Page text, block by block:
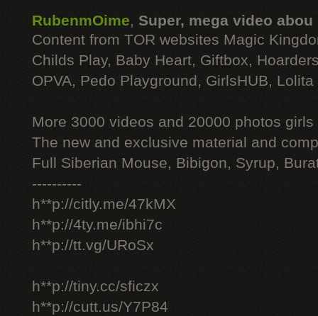
RubenmOime, Super, mega video abou
Content from TOR websites Magic
Childs Play, Baby Heart, Giftbox,
OPVA, Pedo Playground, GirlsHUB, Lolita
More 3000 videos and 20000 photos
The new and exclusive material and
Full Siberian Mouse, Bibigon, Syrup,
----------
h**p://citly.me/47kMX
h**p://4ty.me/ibhi7c
h**p://tt.vg/URoSx
h**p://tiny.cc/sficzx
h**p://cutt.us/Y7P84